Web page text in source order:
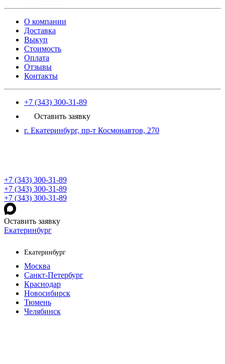
О компании
Доставка
Выкуп
Стоимость
Оплата
Отзывы
Контакты
+7 (343) 300-31-89
Оставить заявку
г. Екатеринбург, пр-т Космонавтов, 270
+7 (343) 300-31-89
+7 (343) 300-31-89
+7 (343) 300-31-89
Оставить заявку
Екатеринбург
Екатеринбург
Москва
Санкт-Петербург
Краснодар
Новосибирск
Тюмень
Челябинск